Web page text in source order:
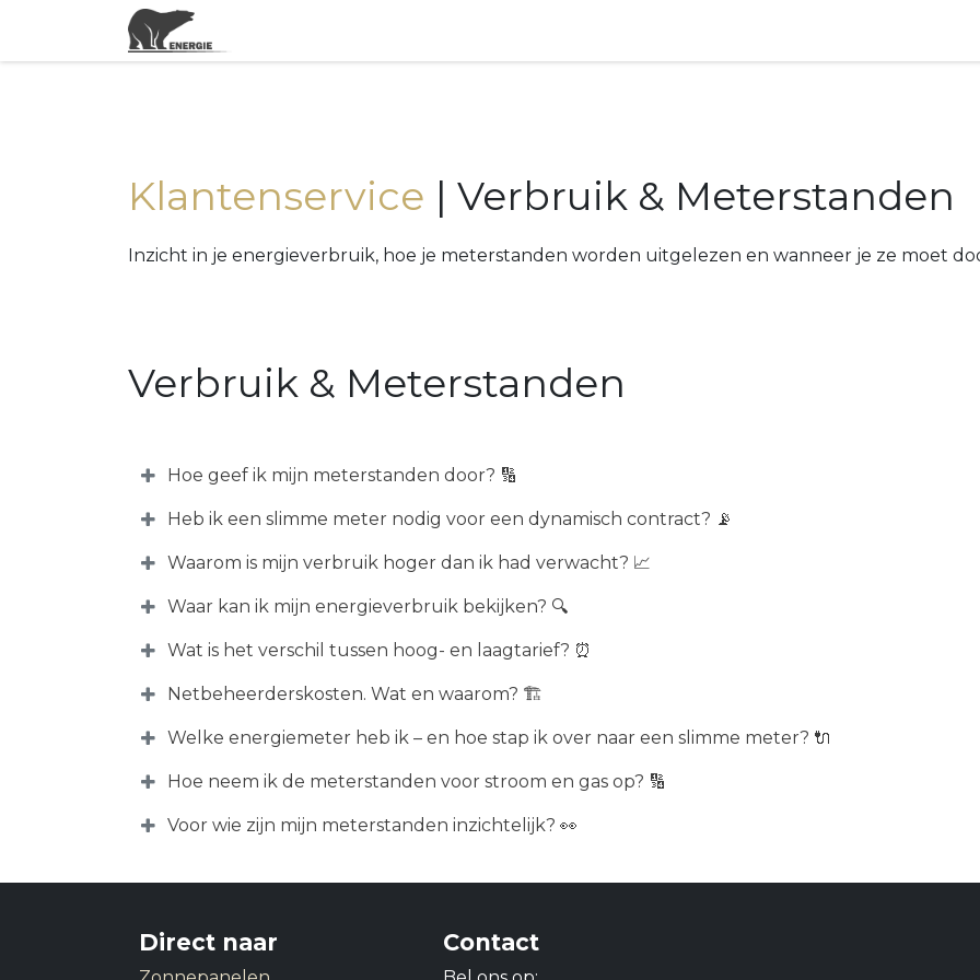
Klantenservice | Verbruik & Meterstanden
Inzicht in je energieverbruik, hoe je meterstanden worden uitgelezen en wanneer je ze moet
Verbruik & Meterstanden
Hoe geef ik mijn meterstanden door? 🔢
Heb ik een slimme meter nodig voor een dynamisch contract? 📡
Waarom is mijn verbruik hoger dan ik had verwacht? 📈
Waar kan ik mijn energieverbruik bekijken? 🔍
Wat is het verschil tussen hoog- en laagtarief? ⏰
Netbeheerderskosten. Wat en waarom? 🏗️
Welke energiemeter heb ik – en hoe stap ik over naar een slimme meter? 🔌
Hoe neem ik de meterstanden voor stroom en gas op? 🔢
Voor wie zijn mijn meterstanden inzichtelijk? 👀
Direct naar Contact